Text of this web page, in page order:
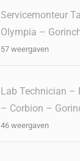
Servicemonteur
Olympia –
57 weergaven
Lab Technician –
– Corbion –
46 weergaven